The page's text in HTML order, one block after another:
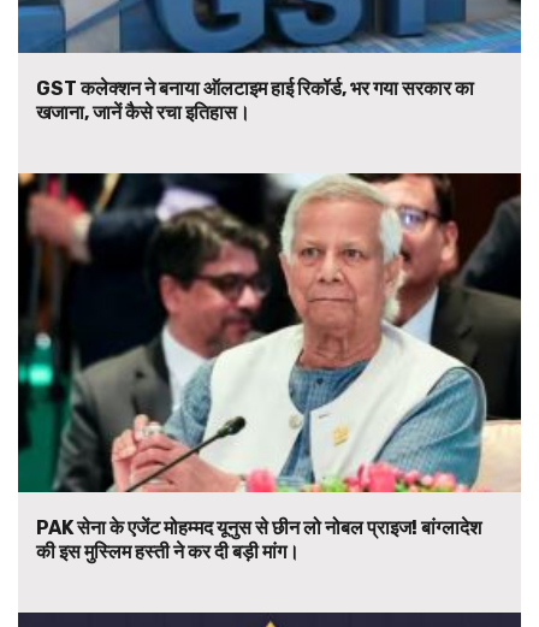
GST कलेक्शन ने बनाया ऑलटाइम हाई रिकॉर्ड, भर गया सरकार का
खजाना, जानें कैसे रचा इतिहास।
PAK सेना के एजेंट मोहम्मद यूनुस से छीन लो नोबल प्राइज! बांग्लादेश
की इस मुस्लिम हस्ती ने कर दी बड़ी मांग।